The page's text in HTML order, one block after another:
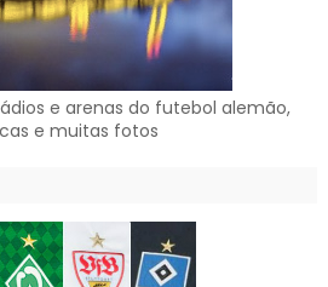
e arenas do futebol alemão,
e muitas fotos